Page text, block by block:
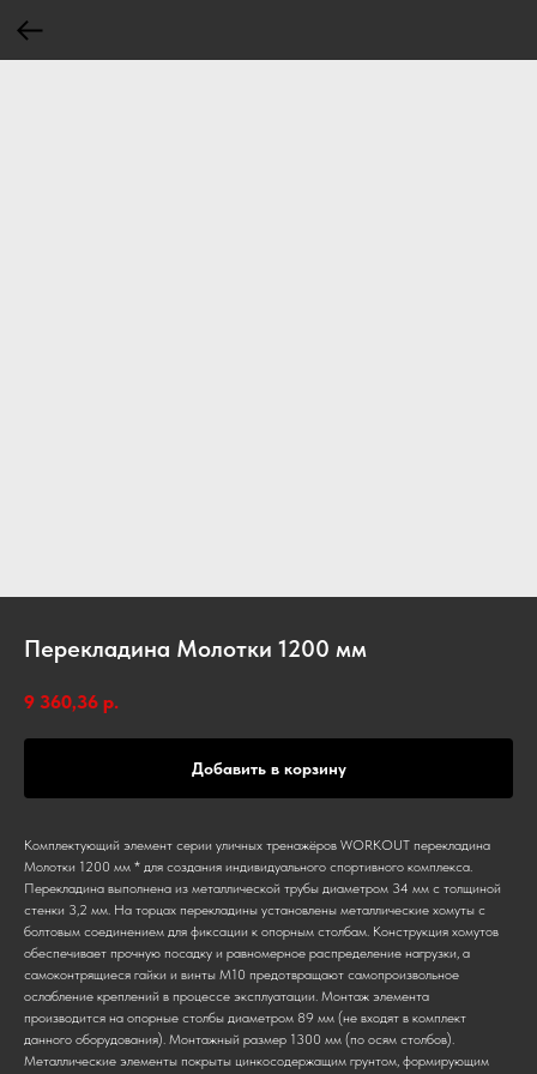
Перекладина Молотки 1200 мм
9 360,36 р.
Добавить в корзину
Комплектующий элемент серии уличных тренажёров WORKOUT перекладина
Молотки 1200 мм * для создания индивидуального спортивного комплекса.
Перекладина выполнена из металлической трубы диаметром 34 мм с толщиной
стенки 3,2 мм. На торцах перекладины установлены металлические хомуты с
болтовым соединением для фиксации к опорным столбам. Конструкция хомутов
обеспечивает прочную посадку и равномерное распределение нагрузки, а
самоконтрящиеся гайки и винты М10 предотвращают самопроизвольное
ослабление креплений в процессе эксплуатации. Монтаж элемента
производится на опорные столбы диаметром 89 мм (не входят в комплект
данного оборудования). Монтажный размер 1300 мм (по осям столбов).
Металлические элементы покрыты цинкосодержащим грунтом, формирующим